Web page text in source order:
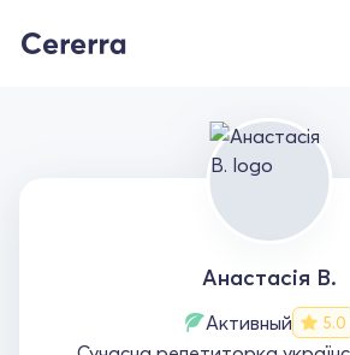
Анастасія В.
Активный 5.0